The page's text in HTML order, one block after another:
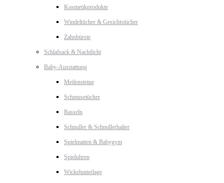
Kosmetikprodukte
Windeltücher & Gesichtstücher
Zahnbürste
Schlafsack & Nachtlicht
Baby-Ausstattung
Meilensteine
Schmusetücher
Rasseln
Schnuller & Schnullerhalter
Spielmatten & Babygym
Spieluhren
Wickelunterlage